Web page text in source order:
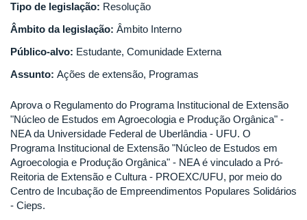
Tipo de legislação: Resolução
Âmbito da legislação: Âmbito Interno
Público-alvo: Estudante, Comunidade Externa
Assunto: Ações de extensão, Programas
Aprova o Regulamento do Programa Institucional de Extensão
"Núcleo de Estudos em Agroecologia e Produção Orgânica" -
NEA da Universidade Federal de Uberlândia - UFU. O
Programa Institucional de Extensão "Núcleo de Estudos em
Agroecologia e Produção Orgânica" - NEA é vinculado a Pró-
Reitoria de Extensão e Cultura - PROEXC/UFU, por meio do
Centro de Incubação de Empreendimentos Populares Solidários
- Cieps.